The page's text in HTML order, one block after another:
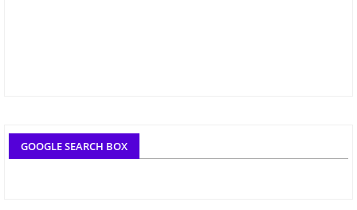
GOOGLE SEARCH BOX